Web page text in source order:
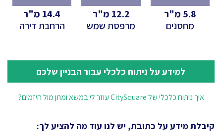
5.8 מ"ר
מחסנים
12.2 מ"ר
מרפסת שמש
14.4 מ"ר
הרחבת דירה
למידע על ניתוח כלכלי עבור הבניין שלכם
איך ניתוח כלכלי של CitySquare עוזר לי במשא ומתן מול היזמים?
קיבלת מידע על כתובת, יש לנו עוד מה להציע לך: